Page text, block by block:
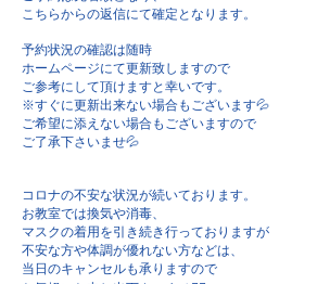
こちらからの返信にて確定となります。
予約状況の確認は随時
ホームページにて更新致しますので
ご参考にして頂けますと幸いです。
※すぐに更新出来ない場合もございます💦
ご希望に添えない場合もございますので
ご了承下さいませ💦
コロナの不安な状況が続いております。
お教室では換気や消毒、
マスクの着用を引き続き行っておりますが
不安な方や体調が優れない方などは、
当日のキャンセルも承りますので